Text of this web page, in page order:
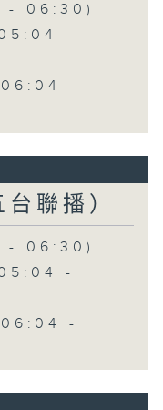
- 06:30)
-
06:04 -
聯播）
- 06:30)
-
06:04 -